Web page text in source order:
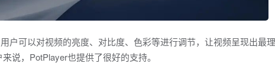
户可以对视频的亮度、对比度、色彩等进行调节，让视频呈现出最理
说，PotPlayer也提供了很好的支持。